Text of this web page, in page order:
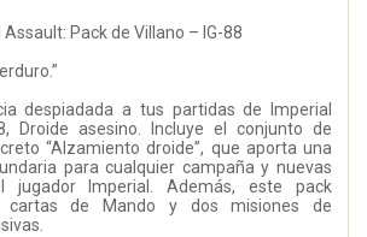
Pack de Villano – IG-88
despiadada a tus partidas de Imperial
Droide asesino. Incluye el conjunto de
“Alzamiento droide”, que aporta una
para cualquier campaña y nuevas
jugador Imperial. Además, este pack
cartas de Mando y dos misiones de